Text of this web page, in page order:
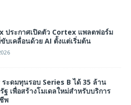
ประกาศเปิดตัว Cortex แพลตฟอร์ม
บเคลื่อนด้วย AI ตั้งแต่เริ่มต้น
ะดมทุนรอบ Series B ได้ 35 ล้าน
ฐ เพื่อสร้างโมเดลใหม่สำหรับบริการ
พ